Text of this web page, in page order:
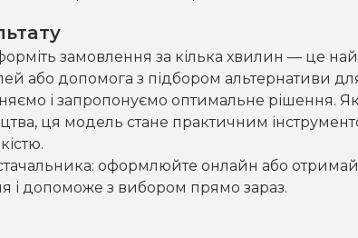
замовлення за кілька хвилин — це
або допомога з підбором альтернативи для
і запропонуємо оптимальне рішення.
ця модель стане практичним
оформлюйте онлайн або
і допоможе з вибором прямо зараз.